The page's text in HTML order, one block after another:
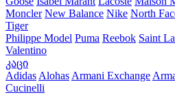
Moncler New Balance Nike North
Tiger
Philippe Model Puma Reebok Saint
Valentino
კაცი
Adidas Alohas Armani Exchange
Cucinelli